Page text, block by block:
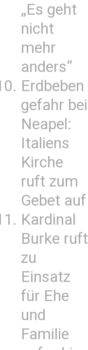
„Es geht
nicht
mehr
anders“
Erdbeben
gefahr bei
Neapel:
Italiens
Kirche
ruft zum
Gebet auf
Kardinal
Burke ruft
zu
Einsatz
für Ehe
und
Familie